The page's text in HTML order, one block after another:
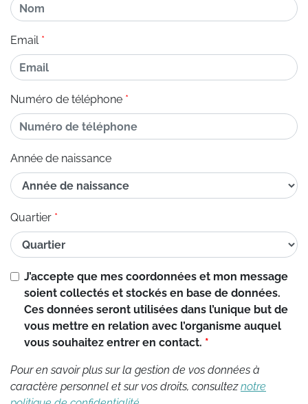
Email
Numéro de téléphone
Année de naissance
Quartier
J’accepte que mes coordonnées et mon message
soient collectés et stockés en base de données.
Ces données seront utilisées dans l’unique but de
vous mettre en relation avec l’organisme auquel
vous souhaitez entrer en contact.
Pour en savoir plus sur la gestion de vos données à
caractère personnel et sur vos droits, consulteznotre